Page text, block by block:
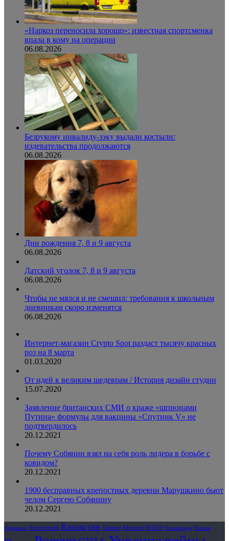
«Наркоз переносила хорошо»: известная спортсменка
впала в кому на операции
06.08.2026
Безрукому инвалиду-зэку выдали костыли:
издевательства продолжаются
06.08.2026
Дни рождения 7, 8 и 9 августа
06.08.2026
Датский уголок 7, 8 и 9 августа
06.08.2026
Чтобы не мялся и не смешил: требования к школьным
дневникам скоро изменятся
06.08.2026
Интернет-магазин Crypto Spot раздаст тысячу красных
роз на 8 марта
01.03.2020
От идей к великим шедеврам / История дизайн студии
15.07.2020
Заявление британских СМИ о краже «шпионами
Путина» формулы для вакцины «Спутник V» не
подтвердилось
20.12.2021
Почему Собянин взял на себя роль лидера в борьбе с
ковидом?
20.12.2021
1900 бесправных крепостных деревни Марушкино бьют
челом Сергею Собянину
20.12.2021
Германия Зеленский Казахстан Лавров Москва НАТО Олимпиада Песков